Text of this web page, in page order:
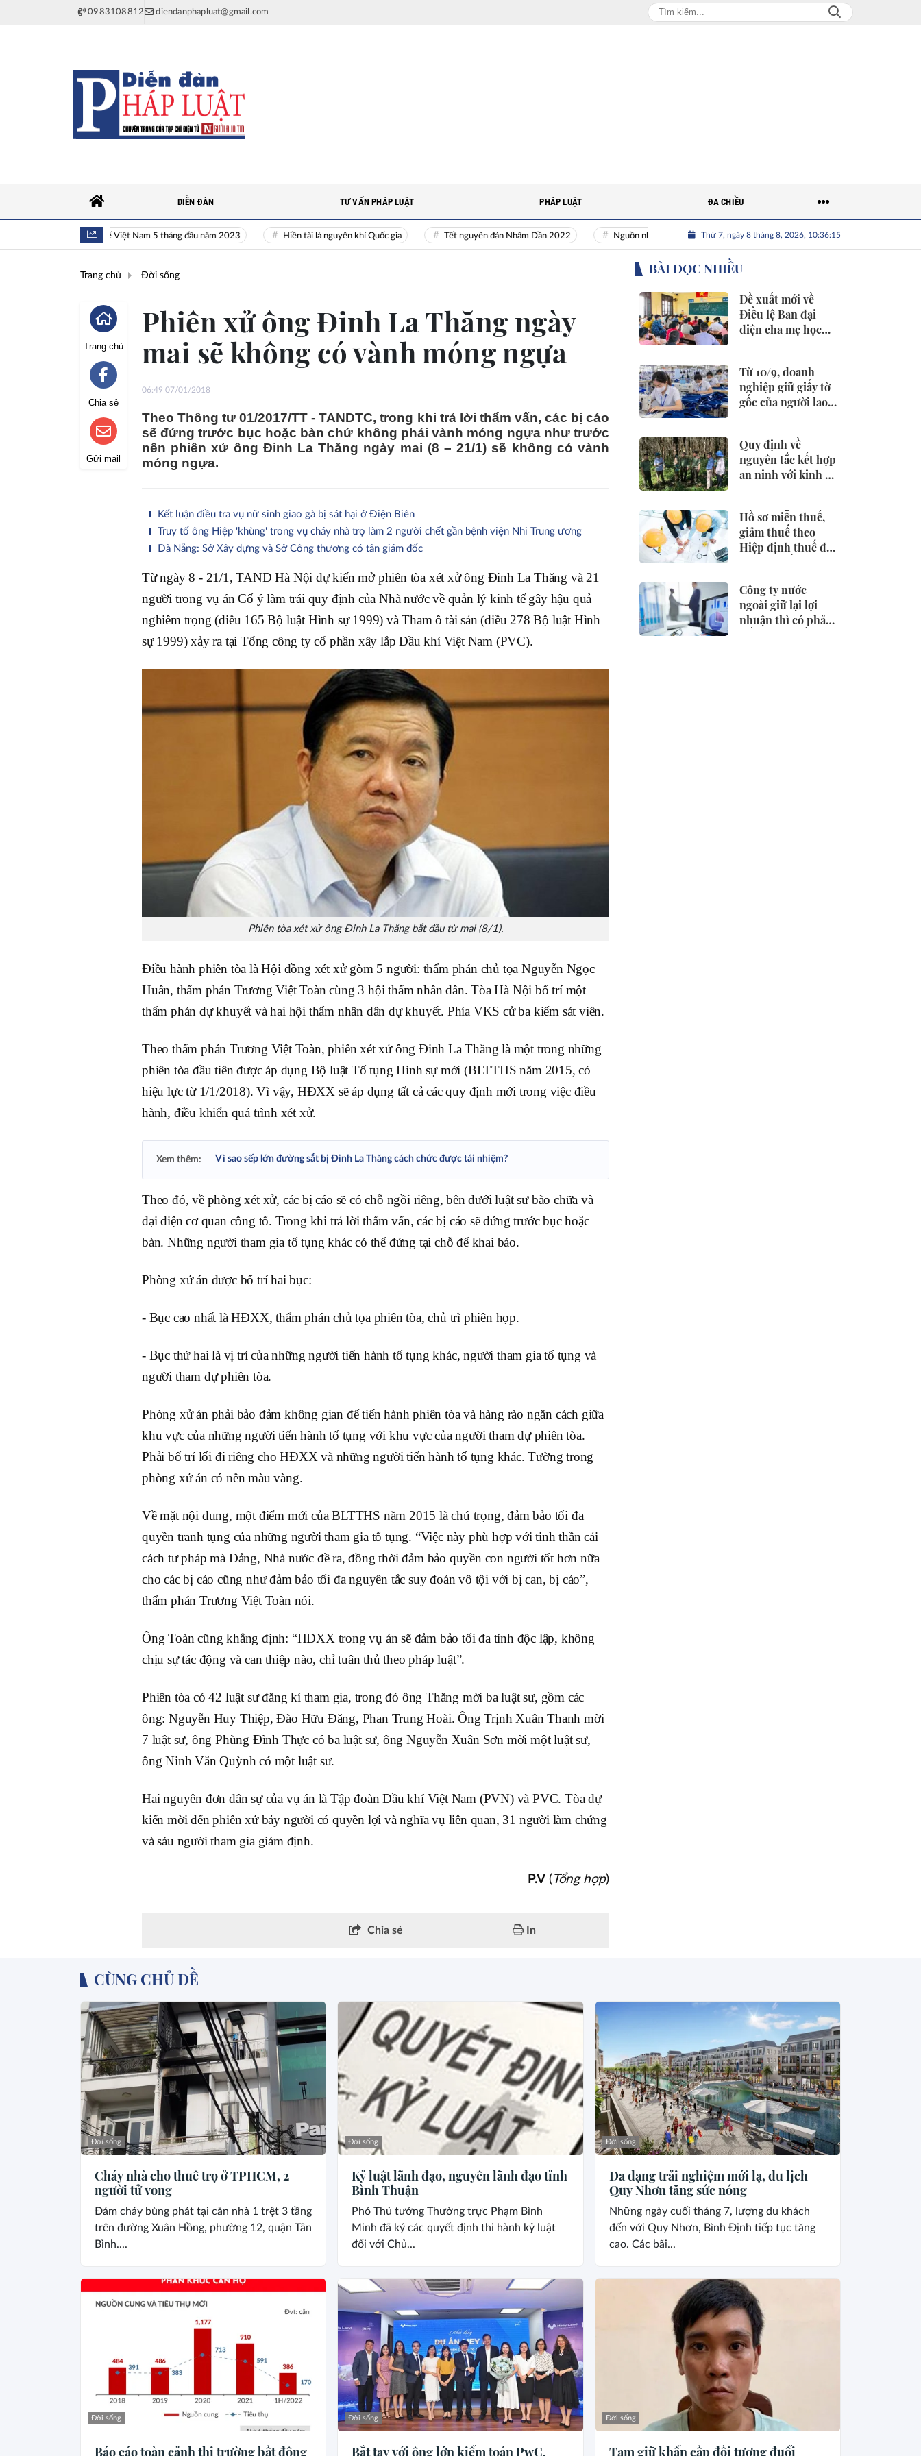
0983108812 diendanphapluat@gmail.com
Toàn cảnh kinh tế Việt Nam 5 tháng đầu năm 2023 Hiền tài là nguyên khí Quốc gia Tết nguyên đán Nhâm Dần 2022 Nguồn nhân lực Việt Nhân tài Việt Nam Giải bài toán nguồn nhân
Thứ 7, ngày 8 tháng 8, 2026, 10:36:16
DIỄN ĐÀN TƯ VẤN PHÁP LUẬT PHÁP LUẬT ĐA CHIỀU
Trang chủ Đời sống
Trang chủ
Chia sẻ
Gửi mail
Phiên xử ông Đinh La Thăng ngày
mai sẽ không có vành móng ngựa
06:49 07/01/2018
Theo Thông tư 01/2017/TT - TANDTC, trong khi trả lời thẩm vấn, các bị cáo
sẽ đứng trước bục hoặc bàn chứ không phải vành móng ngựa như trước
nên phiên xử ông Đinh La Thăng ngày mai (8 – 21/1) sẽ không có vành
móng ngựa.
Kết luận điều tra vụ nữ sinh giao gà bị sát hại ở Điện Biên
Truy tố ông Hiệp 'khùng' trong vụ cháy nhà trọ làm 2 người chết gần bệnh viện Nhi Trung ương
Đà Nẵng: Sở Xây dựng và Sở Công thương có tân giám đốc
Từ ngày 8 - 21/1, TAND Hà Nội dự kiến mở phiên tòa xét xử ông Đinh La Thăng và 21
người trong vụ án Cố ý làm trái quy định của Nhà nước về quản lý kinh tế gây hậu quả
nghiêm trọng (điều 165 Bộ luật Hình sự 1999) và Tham ô tài sản (điều 278 Bộ luật Hình
sự 1999) xảy ra tại Tổng công ty cổ phần xây lắp Dầu khí Việt Nam (PVC).
Phiên tòa xét xử ông Đinh La Thăng bắt đầu từ mai (8/1).
Điều hành phiên tòa là Hội đồng xét xử gòm 5 người: thẩm phán chủ tọa Nguyễn Ngọc
Huân, thẩm phán Trương Việt Toàn cùng 3 hội thẩm nhân dân. Tòa Hà Nội bố trí một
thẩm phán dự khuyết và hai hội thẩm nhân dân dự khuyết. Phía VKS cử ba kiểm sát viên.
Theo thẩm phán Trương Việt Toàn, phiên xét xử ông Đinh La Thăng là một trong những
phiên tòa đầu tiên được áp dụng Bộ luật Tố tụng Hình sự mới (BLTTHS năm 2015, có
hiệu lực từ 1/1/2018). Vì vậy, HĐXX sẽ áp dụng tất cả các quy định mới trong việc điều
hành, điều khiển quá trình xét xử.
Xem thêm: Vì sao sếp lớn đường sắt bị Đinh La Thăng cách chức được tái nhiệm?
Theo đó, về phòng xét xử, các bị cáo sẽ có chỗ ngồi riêng, bên dưới luật sư bào chữa và
đại diện cơ quan công tố. Trong khi trả lời thẩm vấn, các bị cáo sẽ đứng trước bục hoặc
bàn. Những người tham gia tố tụng khác có thể đứng tại chỗ để khai báo.
Phòng xử án được bố trí hai bục:
- Bục cao nhất là HĐXX, thẩm phán chủ tọa phiên tòa, chủ trì phiên họp.
- Bục thứ hai là vị trí của những người tiến hành tố tụng khác, người tham gia tố tụng và
người tham dự phiên tòa.
Phòng xử án phải bảo đảm không gian để tiến hành phiên tòa và hàng rào ngăn cách giữa
khu vực của những người tiến hành tố tụng với khu vực của người tham dự phiên tòa.
Phải bố trí lối đi riêng cho HĐXX và những người tiến hành tố tụng khác. Tường trong
phòng xử án có nền màu vàng.
Về mặt nội dung, một điểm mới của BLTTHS năm 2015 là chú trọng, đảm bảo tối đa
quyền tranh tụng của những người tham gia tố tụng. “Việc này phù hợp với tinh thần cải
cách tư pháp mà Đảng, Nhà nước đề ra, đồng thời đảm bảo quyền con người tốt hơn nữa
cho các bị cáo cũng như đảm bảo tối đa nguyên tắc suy đoán vô tội với bị can, bị cáo”,
thẩm phán Trương Việt Toàn nói.
Ông Toàn cũng khẳng định: “HĐXX trong vụ án sẽ đảm bảo tối đa tính độc lập, không
chịu sự tác động và can thiệp nào, chỉ tuân thủ theo pháp luật”.
Phiên tòa có 42 luật sư đăng kí tham gia, trong đó ông Thăng mời ba luật sư, gồm các
ông: Nguyễn Huy Thiệp, Đào Hữu Đăng, Phan Trung Hoài. Ông Trịnh Xuân Thanh mời
7 luật sư, ông Phùng Đình Thực có ba luật sư, ông Nguyễn Xuân Sơn mời một luật sư,
ông Ninh Văn Quỳnh có một luật sư.
Hai nguyên đơn dân sự của vụ án là Tập đoàn Dầu khí Việt Nam (PVN) và PVC. Tòa dự
kiến mời đến phiên xử bảy người có quyền lợi và nghĩa vụ liên quan, 31 người làm chứng
và sáu người tham gia giám định.
P.V ( Tổng hợp)
Chia sẻ In
BÀI ĐỌC NHIỀU
Đề xuất mới về
Điều lệ Ban đại
diện cha mẹ học
Từ 10/9, doanh
nghiệp giữ giấy tờ
gốc của người lao
Quy định về
nguyên tắc kết hợp
an ninh với kinh tế
Hồ sơ miễn thuế,
giảm thuế theo
Hiệp định thuế đối
Công ty nước
ngoài giữ lại lợi
nhuận thì có phải
CÙNG CHỦ ĐỀ
Đời sống
Cháy nhà cho thuê trọ ở TPHCM, 2
người tử vong
Đám cháy bùng phát tại căn nhà 1 trệt 3 tầng
trên đường Xuân Hồng, phường 12, quận Tân
Bình....
Đời sống
Kỷ luật lãnh đạo, nguyên lãnh đạo tỉnh
Bình Thuận
Phó Thủ tướng Thường trực Phạm Bình
Minh đã ký các quyết định thi hành kỷ luật
đối với Chủ...
Đời sống
Đa dạng trải nghiệm mới lạ, du lịch
Quy Nhơn tăng sức nóng
Những ngày cuối tháng 7, lượng du khách
đến với Quy Nhơn, Bình Định tiếp tục tăng
cao. Các bãi...
Đời sống
Báo cáo toàn cảnh thị trường bất động
Đời sống
Bắt tay với ông lớn kiểm toán PwC,
Đời sống
Tạm giữ khẩn cấp đối tượng đuổi